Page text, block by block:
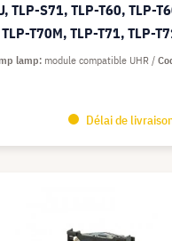
TLP-S71, TLP-T60, TLP-
T70M, TLP-T71, TLP-
UHR (remplace: TLP-LV2)
Délai de
lamp module compatible UHR